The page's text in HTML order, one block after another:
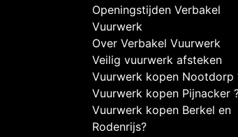
Openingstijden Verbakel
Vuurwerk
Over Verbakel Vuurwerk
Veilig vuurwerk afsteken
Vuurwerk kopen Nootdorp
Vuurwerk kopen Pijnacker
Vuurwerk kopen Berkel en
Rodenrijs?